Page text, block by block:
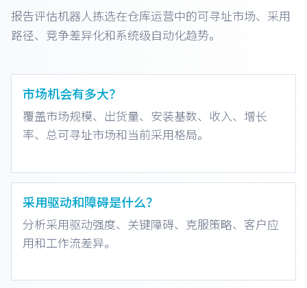
报告评估机器人拣选在仓库运营中的可寻址市场、采用
路径、竞争差异化和系统级自动化趋势。
市场机会有多大？
覆盖市场规模、出货量、安装基数、收入、增长
率、总可寻址市场和当前采用格局。
采用驱动和障碍是什么？
分析采用驱动强度、关键障碍、克服策略、客户应
用和工作流差异。